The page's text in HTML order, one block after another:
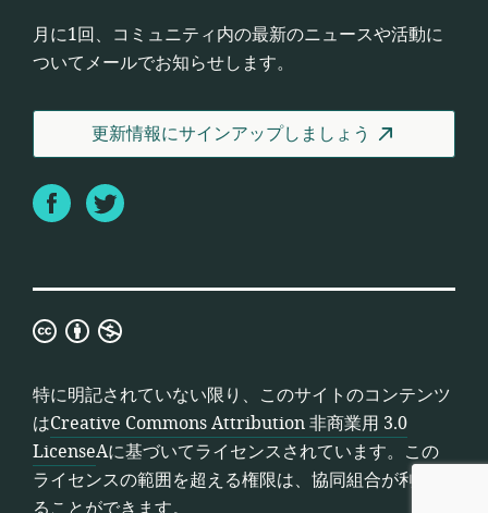
月に1回、コミュニティ内の最新のニュースや活動に
ついてメールでお知らせします。
更新情報にサインアップしましょう
FacebookTwitter
Creative
Attribution
非
商
業
用
特に明記されていない限り、このサイトのコンテンツ
はCreative Commons Attribution 非商業用 3.0
LicenseAに基づいてライセンスされています。この
ライセンスの範囲を超える権限は、協同組合が利用す